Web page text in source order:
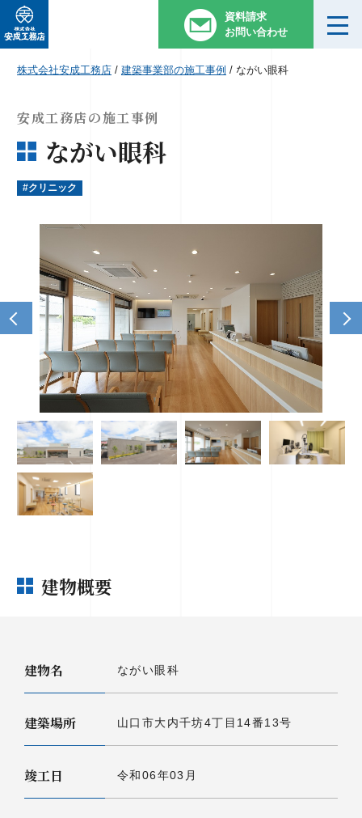
資料請求
お問い合わせ
株式会社安成工務店 / 建築事業部の施工事例 / ながい眼科
安成工務店の施工事例
ながい眼科
#クリニック
建物概要
建物名 ながい眼科
建築場所 山口市大内千坊4丁目14番13号
竣工日 令和06年03月